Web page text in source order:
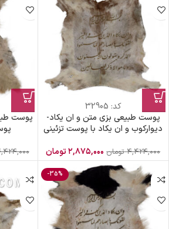
کد: 32905
پوست طبیعی بزی متن و ان یکاد-
دیوارکوب و ان یکاد با پوست تزئینی
۴,۴۲۴,۰۰۰ تومان ۲,۸۷۵,۰۰۰تومان
پوست
-35%